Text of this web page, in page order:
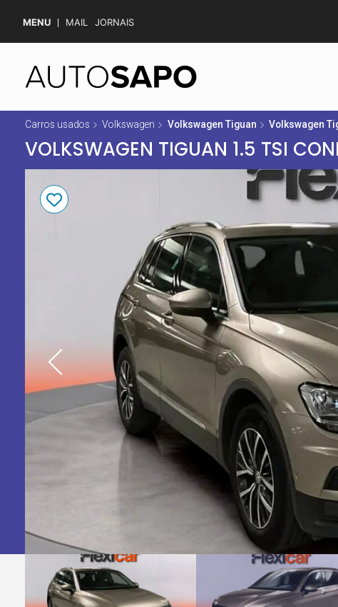
MENU MAIL JORNAIS
Carros usados Volkswagen Volkswagen Tiguan Volkswagen
VOLKSWAGEN TIGUAN 1.5 TSI